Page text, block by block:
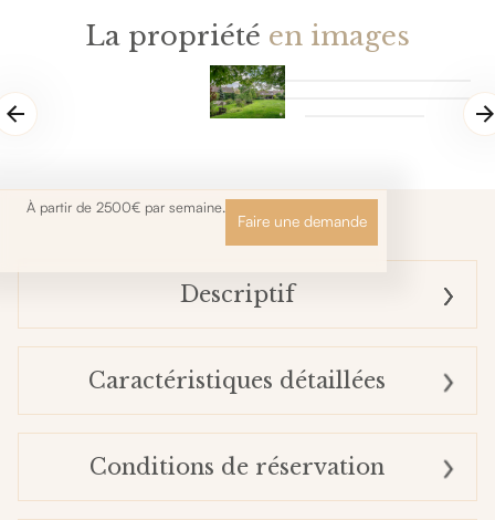
La propriété en images
À partir de 2500€ par semaine.
Faire une demande
Descriptif
Caractéristiques détaillées
Conditions de réservation